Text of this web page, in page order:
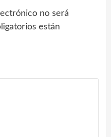
no será
están